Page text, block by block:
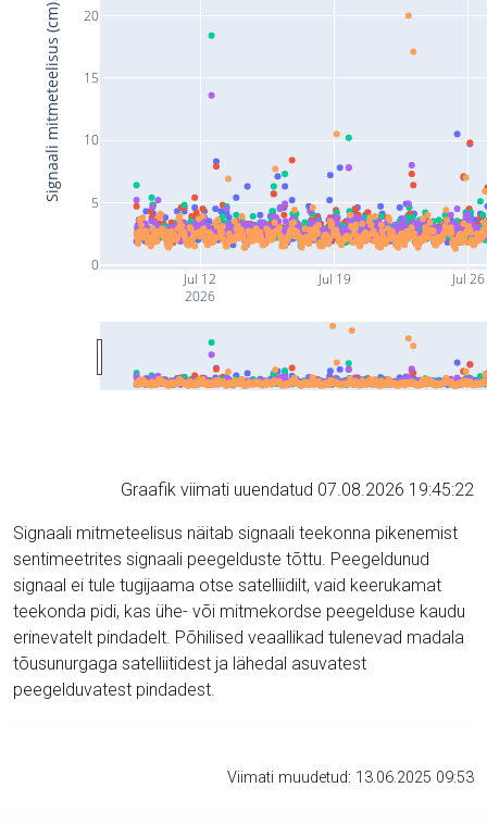
Jul 12
2026
Jul 19 Jul 26
0
5
10
15
20
Signaali mitmeteelisus (cm)
Graafik viimati uuendatud 07.08.2026 19:45:22
Signaali mitmeteelisus näitab signaali teekonna pikenemist
sentimeetrites signaali peegelduste tõttu. Peegeldunud
signaal ei tule tugijaama otse satelliidilt, vaid keerukamat
teekonda pidi, kas ühe- või mitmekordse peegelduse kaudu
erinevatelt pindadelt. Põhilised veaallikad tulenevad madala
tõusunurgaga satelliitidest ja lähedal asuvatest
peegelduvatest pindadest.
Viimati muudetud: 13.06.2025 09:53